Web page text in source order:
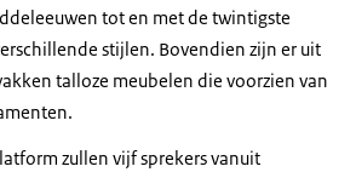
tot en met de twintigste
stijlen. Bovendien zijn er uit
talloze meubelen die voorzien van
zullen vijf sprekers vanuit